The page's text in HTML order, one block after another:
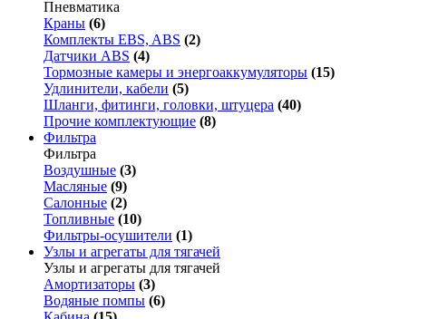
Пневматика
Краны (6)
Комплекты EBS, ABS (2)
Датчики ABS (4)
Тормозные камеры и энергоаккумуляторы (15)
Удлинители, кабели (5)
Шланги, фитинги, головки, штуцера (40)
Прочие комплектующие (8)
Фильтра
Фильтра
Воздушные (3)
Масляные (9)
Салонные (2)
Топливные (10)
Фильтры-осушители (1)
Узлы и агрегаты для тягачей
Узлы и агрегаты для тягачей
Амортизаторы (3)
Водяные помпы (6)